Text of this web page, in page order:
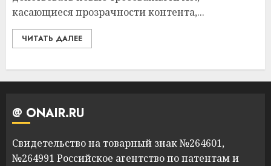
касающиеся прозрачности контента,...
ЧИТАТЬ ДАЛЕЕ
@ ONAIR.RU
Свидетельство на товарный знак №264601,
№264991 Российское агентство по патентам и